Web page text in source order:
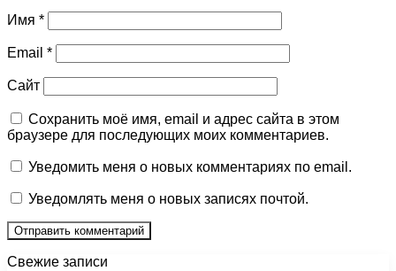
Имя *
Email *
Сайт
Сохранить моё имя, email и адрес сайта в этом
браузере для последующих моих комментариев.
Уведомить меня о новых комментариях по email.
Уведомлять меня о новых записях почтой.
Свежие записи